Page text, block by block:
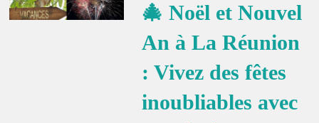
🎄 Noël et Nouvel
An à La Réunion
: Vivez des fêtes
inoubliables avec